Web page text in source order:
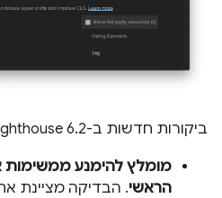
ביקורות חדשות ב-Lighthouse 6.2:
הראשי. הבדיקה מציינת